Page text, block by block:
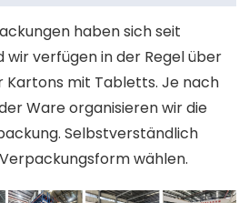
haben sich seit
verfügen in der Regel über
Kartons mit Tabletts. Je nach
Ware organisieren wir die
Selbstverständlich
wählen.